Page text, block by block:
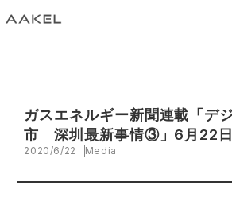
ガスエネルギー新聞連載「デ
市 深圳最新事情③」6月22
2020/6/22 Media